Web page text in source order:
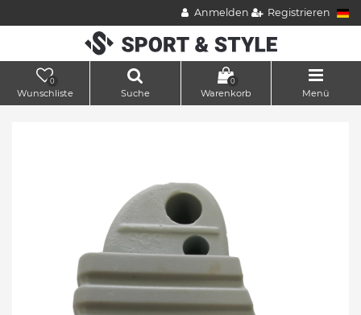
Anmelden Registrieren
0
Wunschliste Suche
0
Warenkorb Menü